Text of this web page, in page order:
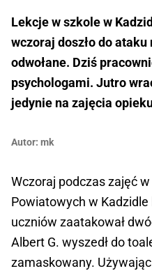
Lekcje w szkole w
wczoraj doszło do ataku
odwołane. Dziś
psychologami. Jutro
jedynie na zajęcia
Autor: mk
Wczoraj podczas zajęć w
Powiatowych w Kadzidle
uczniów zaatakował
Albert G. wyszedł do
zamaskowany.